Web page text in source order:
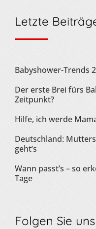
Letzte
Babyshower-Trends
Der erste Brei fürs
Zeitpunkt?
Hilfe, ich werde
Deutschland:
geht’s
Wann passt’s – so
Tage
Folgen Sie uns